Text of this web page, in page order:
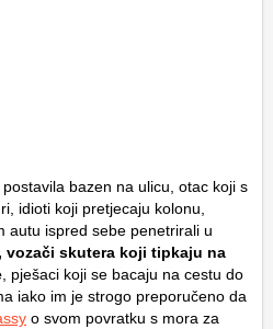
bazen na ulicu, otac koji s
idioti koji pretjecaju kolonu,
autu ispred sebe penetrirali u
vozači skutera koji tipkaju na
, pješaci koji se bacaju na cestu do
iako im je strogo preporučeno da
o svom povratku s mora za